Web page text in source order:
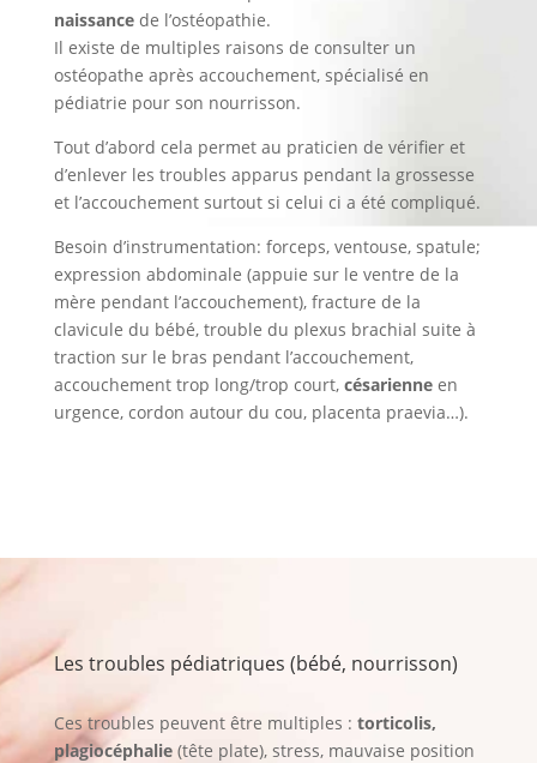
naissance de l’ostéopathie.
Il existe de multiples raisons de consulter un
ostéopathe après accouchement, spécialisé en
pédiatrie pour son nourrisson.
Tout d’abord cela permet au praticien de vérifier et
d’enlever les troubles apparus pendant la grossesse
et l’accouchement surtout si celui ci a été compliqué.
Besoin d’instrumentation: forceps, ventouse, spatule;
expression abdominale (appuie sur le ventre de la
mère pendant l’accouchement), fracture de la
clavicule du bébé, trouble du plexus brachial suite à
traction sur le bras pendant l’accouchement,
accouchement trop long/trop court, césarienne en
urgence, cordon autour du cou, placenta praevia…).
Les troubles pédiatriques (bébé, nourrisson)
Ces troubles peuvent être multiples : torticolis,
plagiocéphalie (tête plate), stress, mauvaise position